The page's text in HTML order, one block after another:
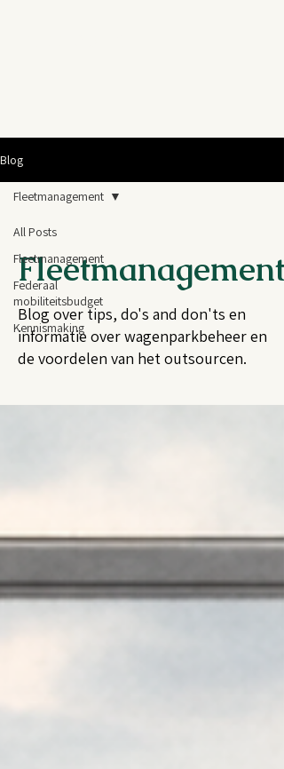
Blog
All Posts
Fleetmanagement
Federaal
mobiliteitsbudget
Kennismaking
Fleetmanagement
Fleetmanagement
Blog over tips, do's and don'ts en
informatie over wagenparkbeheer en
de voordelen van het outsourcen.